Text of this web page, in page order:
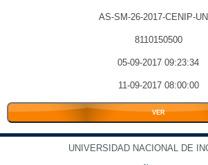
AS-SM-26-2017-CENIP-
8110150500
05-09-2017 09:23:34
11-09-2017 08:00:00
VER
UNIVERSIDAD NACIONAL DE